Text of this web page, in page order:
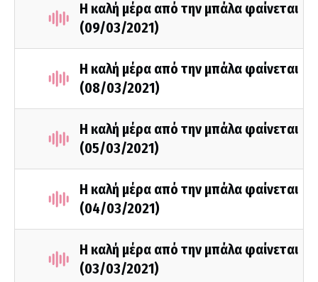
Η καλή μέρα από την μπάλα φαίνεται
(09/03/2021)
Η καλή μέρα από την μπάλα φαίνεται
(08/03/2021)
Η καλή μέρα από την μπάλα φαίνεται
(05/03/2021)
Η καλή μέρα από την μπάλα φαίνεται
(04/03/2021)
Η καλή μέρα από την μπάλα φαίνεται
(03/03/2021)